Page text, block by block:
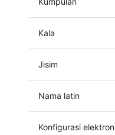
Kala
Jisim
Nama latin
Konfigurasi elektron